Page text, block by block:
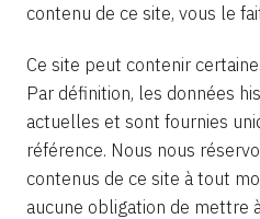
contenu de ce site, vous le
Ce site peut contenir
Par définition, les données
actuelles et sont fournies
référence. Nous nous
contenus de ce site à tout
aucune obligation de mettre